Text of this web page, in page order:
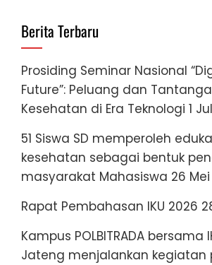
Berita Terbaru
Prosiding Seminar Nasional
Future”: Peluang dan
Kesehatan di Era Teknologi 1
51 Siswa SD memperoleh
kesehatan sebagai bentuk
masyarakat Mahasiswa 26
Rapat Pembahasan IKU 2026
Kampus POLBITRADA bersama
Jateng menjalankan kegiatan